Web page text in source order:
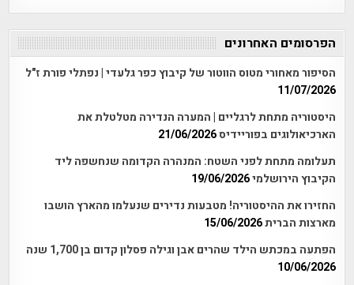
הפרסומים האחרונים
הסיפור מאחורי מטוס הווטור של קיבוץ כפר גלעדי | נפתלי פורת ז"ל
11/07/2026
היסטוריה מתחת לרגליים | המערה הנדירה מטלטלת את
הארכיאולוגים בפוריידיס21/06/2026
תעלומה מתחת לפני השטח: המנהרה הקדומה שנחשפה ליד
הקיבוץ הירושלמי19/06/2026
החזירו את ההיסטוריה! מטבעות נדירים שנעלמו מהארץ הושבו
מארצות הברית15/06/2026
הפתעה במכתש הילד שהרים אבן וגילה פסלון קדום בן 1,700 שנה
10/06/2026